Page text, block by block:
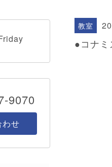
教室
●コナミ
9070
わせ